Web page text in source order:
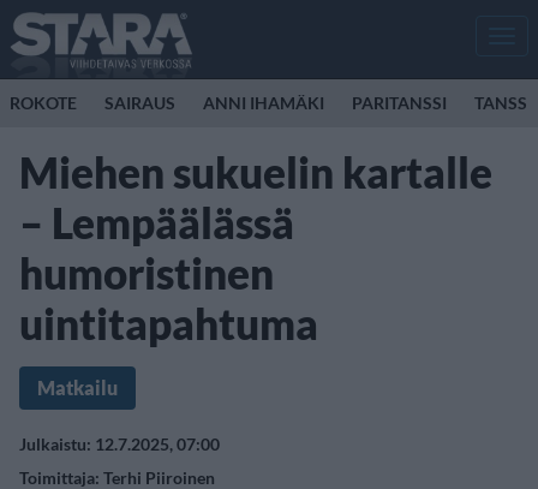
ROKOTE SAIRAUS ANNI IHAMÄKI PARITANSSI TANSSI
Miehen sukuelin kartalle
– Lempäälässä
humoristinen
uintitapahtuma
Matkailu
Julkaistu: 12.7.2025, 07:00
Toimittaja: Terhi Piiroinen